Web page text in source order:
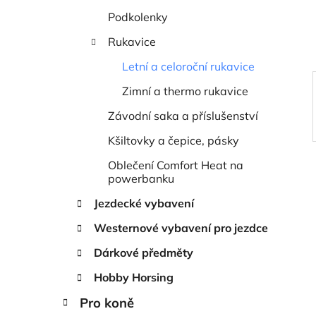
Podkolenky
Rukavice
Letní a celoroční rukavice
Zimní a thermo rukavice
Závodní saka a příslušenství
Kšiltovky a čepice, pásky
Oblečení Comfort Heat na
powerbanku
Jezdecké vybavení
Westernové vybavení pro jezdce
Dárkové předměty
Hobby Horsing
Pro koně